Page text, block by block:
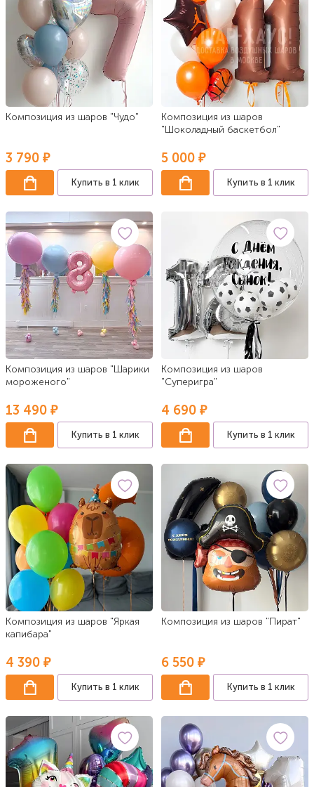
Композиция из шаров "Чудо"
3 790 ₽
Купить в 1 клик
Композиция из шаров
"Шоколадный баскетбол"
5 000 ₽
Купить в 1 клик
Композиция из шаров "Шарики
мороженого"
13 490 ₽
Купить в 1 клик
Композиция из шаров
"Суперигра"
4 690 ₽
Купить в 1 клик
Композиция из шаров "Яркая
капибара"
4 390 ₽
Купить в 1 клик
Композиция из шаров "Пират"
6 550 ₽
Купить в 1 клик